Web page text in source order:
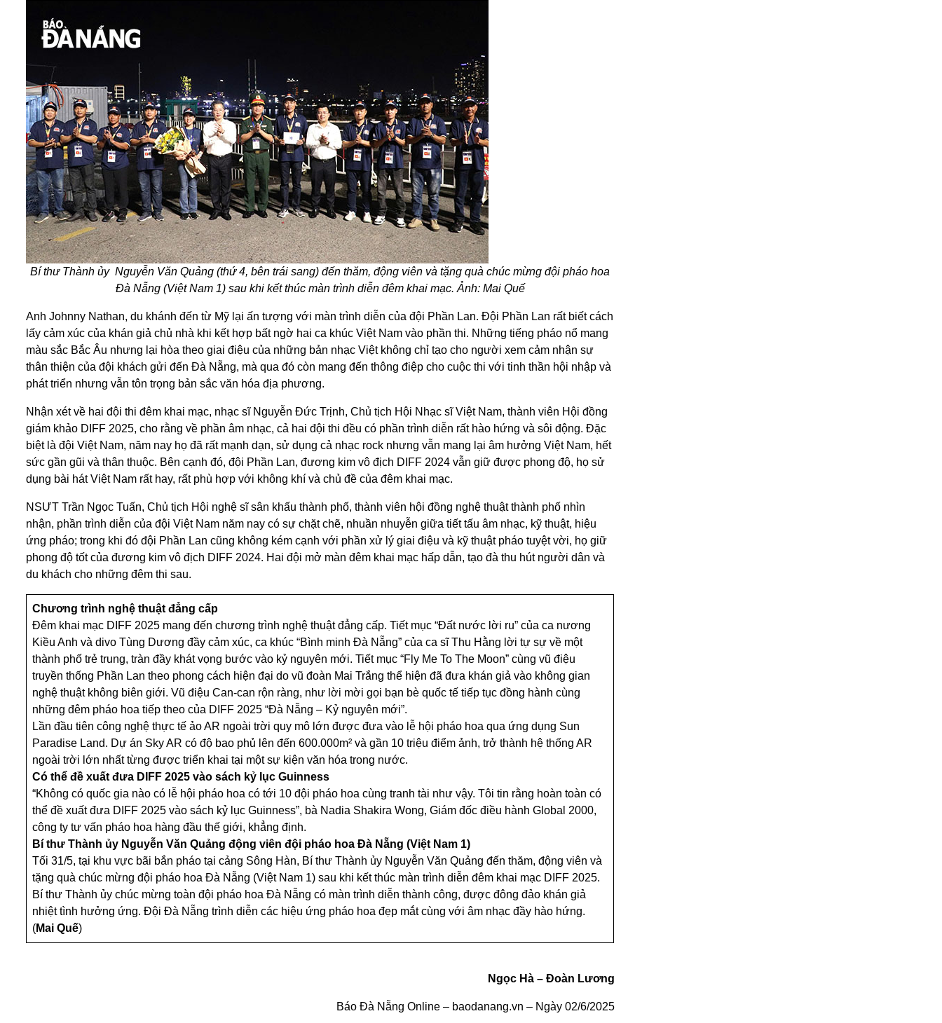
Bí thư Thành ủy Nguyễn Văn Quảng (thứ 4, bên trái sang) đến thăm, động viên và tặng quà chúc mừng đội pháo hoa
Đà Nẵng (Việt Nam 1) sau khi kết thúc màn trình diễn đêm khai mạc. Ảnh: Mai Quế
Anh Johnny Nathan, du khánh đến từ Mỹ lại ấn tượng với màn trình diễn của đội Phần Lan. Đội Phần Lan rất biết cách
lấy cảm xúc của khán giả chủ nhà khi kết hợp bất ngờ hai ca khúc Việt Nam vào phần thi. Những tiếng pháo nổ mang
màu sắc Bắc Âu nhưng lại hòa theo giai điệu của những bản nhạc Việt không chỉ tạo cho người xem cảm nhận sự
thân thiện của đội khách gửi đến Đà Nẵng, mà qua đó còn mang đến thông điệp cho cuộc thi với tinh thần hội nhập và
phát triển nhưng vẫn tôn trọng bản sắc văn hóa địa phương.
Nhận xét về hai đội thi đêm khai mạc, nhạc sĩ Nguyễn Đức Trịnh, Chủ tịch Hội Nhạc sĩ Việt Nam, thành viên Hội đồng
giám khảo DIFF 2025, cho rằng về phần âm nhạc, cả hai đội thi đều có phần trình diễn rất hào hứng và sôi động. Đặc
biệt là đội Việt Nam, năm nay họ đã rất mạnh dạn, sử dụng cả nhạc rock nhưng vẫn mang lại âm hưởng Việt Nam, hết
sức gần gũi và thân thuộc. Bên cạnh đó, đội Phần Lan, đương kim vô địch DIFF 2024 vẫn giữ được phong độ, họ sử
dụng bài hát Việt Nam rất hay, rất phù hợp với không khí và chủ đề của đêm khai mạc.
NSƯT Trần Ngọc Tuấn, Chủ tịch Hội nghệ sĩ sân khấu thành phố, thành viên hội đồng nghệ thuật thành phố nhìn
nhận, phần trình diễn của đội Việt Nam năm nay có sự chặt chẽ, nhuần nhuyễn giữa tiết tấu âm nhạc, kỹ thuật, hiệu
ứng pháo; trong khi đó đội Phần Lan cũng không kém cạnh với phần xử lý giai điệu và kỹ thuật pháo tuyệt vời, họ giữ
phong độ tốt của đương kim vô địch DIFF 2024. Hai đội mở màn đêm khai mạc hấp dẫn, tạo đà thu hút người dân và
du khách cho những đêm thi sau.
Chương trình nghệ thuật đẳng cấp
Đêm khai mạc DIFF 2025 mang đến chương trình nghệ thuật đẳng cấp. Tiết mục “Đất nước lời ru” của ca nương
Kiều Anh và divo Tùng Dương đầy cảm xúc, ca khúc “Bình minh Đà Nẵng” của ca sĩ Thu Hằng lời tự sự về một
thành phố trẻ trung, tràn đầy khát vọng bước vào kỷ nguyên mới. Tiết mục “Fly Me To The Moon” cùng vũ điệu
truyền thống Phần Lan theo phong cách hiện đại do vũ đoàn Mai Trắng thể hiện đã đưa khán giả vào không gian
nghệ thuật không biên giới. Vũ điệu Can-can rộn ràng, như lời mời gọi bạn bè quốc tế tiếp tục đồng hành cùng
những đêm pháo hoa tiếp theo của DIFF 2025 “Đà Nẵng – Kỷ nguyên mới”.
Lần đầu tiên công nghệ thực tế ảo AR ngoài trời quy mô lớn được đưa vào lễ hội pháo hoa qua ứng dụng Sun
Paradise Land. Dự án Sky AR có độ bao phủ lên đến 600.000m² và gần 10 triệu điểm ảnh, trở thành hệ thống AR
ngoài trời lớn nhất từng được triển khai tại một sự kiện văn hóa trong nước.
Có thể đề xuất đưa DIFF 2025 vào sách kỷ lục Guinness
“Không có quốc gia nào có lễ hội pháo hoa có tới 10 đội pháo hoa cùng tranh tài như vậy. Tôi tin rằng hoàn toàn có
thể đề xuất đưa DIFF 2025 vào sách kỷ lục Guinness”, bà Nadia Shakira Wong, Giám đốc điều hành Global 2000,
công ty tư vấn pháo hoa hàng đầu thế giới, khẳng định.
Bí thư Thành ủy Nguyễn Văn Quảng động viên đội pháo hoa Đà Nẵng (Việt Nam 1)
Tối 31/5, tại khu vực bãi bắn pháo tại cảng Sông Hàn, Bí thư Thành ủy Nguyễn Văn Quảng đến thăm, động viên và
tặng quà chúc mừng đội pháo hoa Đà Nẵng (Việt Nam 1) sau khi kết thúc màn trình diễn đêm khai mạc DIFF 2025.
Bí thư Thành ủy chúc mừng toàn đội pháo hoa Đà Nẵng có màn trình diễn thành công, được đông đảo khán giả
nhiệt tình hưởng ứng. Đội Đà Nẵng trình diễn các hiệu ứng pháo hoa đẹp mắt cùng với âm nhạc đầy hào hứng.
(Mai Quế)
Ngọc Hà – Đoàn Lương
Báo Đà Nẵng Online – baodanang.vn – Ngày 02/6/2025